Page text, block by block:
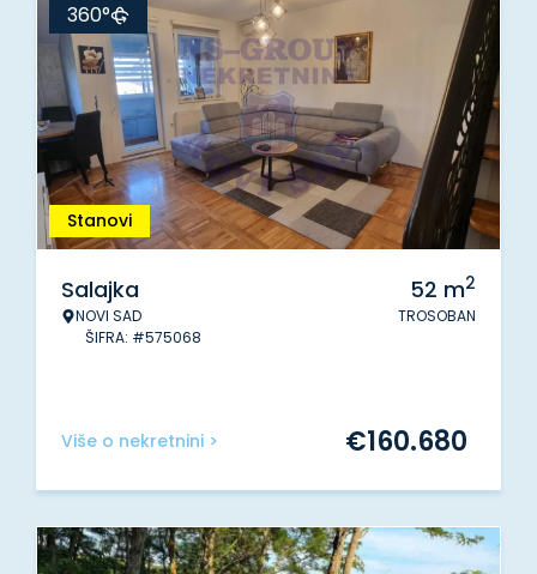
Stanovi
360°
Salajka
NOVI SAD
ŠIFRA: #575068
52 m2
TROSOBAN
Više o nekretnini > €160.680